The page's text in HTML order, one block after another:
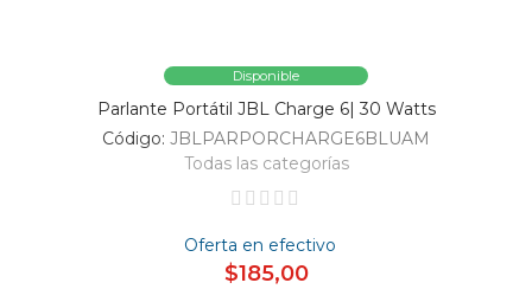
Disponible
Parlante Portátil JBL Charge 6| 30 Watts
Código: JBLPARPORCHARGE6BLUAM
Todas las categorías
Oferta en efectivo
$185,00